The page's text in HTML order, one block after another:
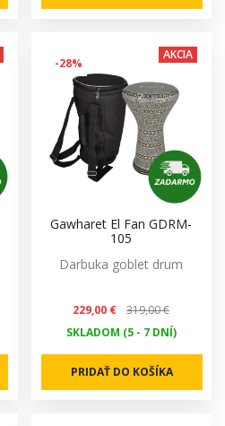
-28%
AKCIA
Gawharet El Fan GDRM-
105
Darbuka goblet drum
229,00 €
319,00 €
SKLADOM (5 - 7 DNÍ)
PRIDAŤ DO KOŠÍKA